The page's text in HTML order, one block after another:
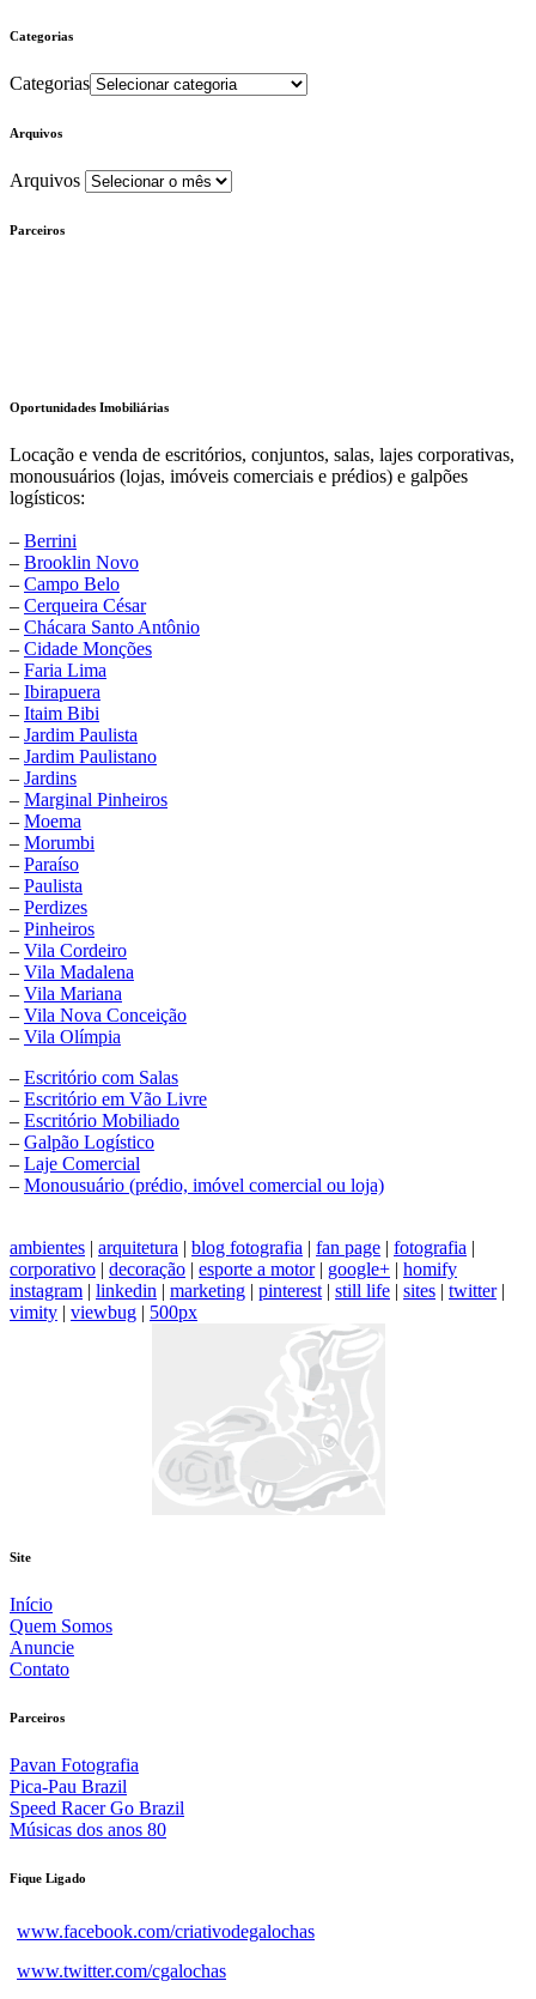
Categorias
Categorias
Arquivos
Arquivos
Parceiros
Oportunidades Imobiliárias
Locação e venda de escritórios, conjuntos, salas, lajes corporativas,
monousuários (lojas, imóveis comerciais e prédios) e galpões
logísticos:
– Berrini
– Brooklin Novo
– Campo Belo
– Cerqueira César
– Chácara Santo Antônio
– Cidade Monções
– Faria Lima
– Ibirapuera
– Itaim Bibi
– Jardim Paulista
– Jardim Paulistano
– Jardins
– Marginal Pinheiros
– Moema
– Morumbi
– Paraíso
– Paulista
– Perdizes
– Pinheiros
– Vila Cordeiro
– Vila Madalena
– Vila Mariana
– Vila Nova Conceição
– Vila Olímpia
– Escritório com Salas
– Escritório em Vão Livre
– Escritório Mobiliado
– Galpão Logístico
– Laje Comercial
– Monousuário (prédio, imóvel comercial ou loja)
ambientes | arquitetura | blog fotografia | fan page | fotografia |
corporativo | decoração | esporte a motor| google+ | homify
instagram | linkedin | marketing | pinterest | still life | sites | twitter|
vimity | viewbug | 500px
Site
Início
Quem Somos
Anuncie
Contato
Parceiros
Pavan Fotografia
Pica-Pau Brazil
Speed Racer Go Brazil
Músicas dos anos 80
Fique Ligado
www.facebook.com/criativodegalochas
www.twitter.com/cgalochas